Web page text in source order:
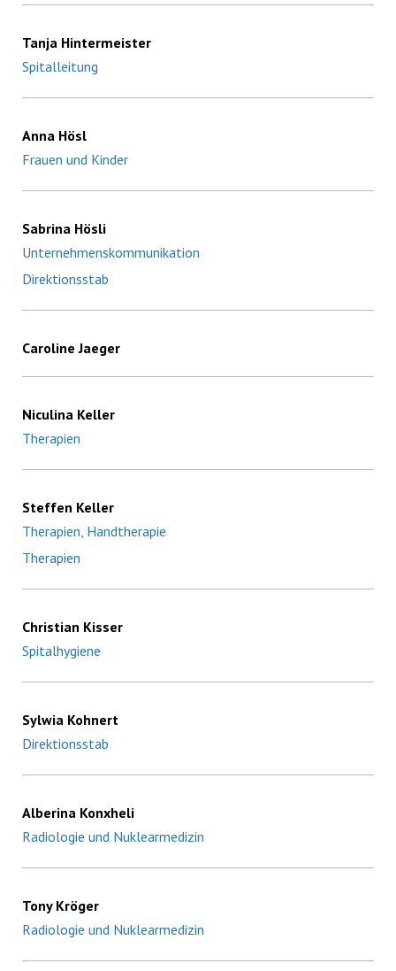
Tanja Hintermeister
Spitalleitung
Anna Hösl
Frauen und Kinder
Sabrina Hösli
Unternehmenskommunikation
Direktionsstab
Caroline Jaeger
Niculina Keller
Therapien
Steffen Keller
Therapien, Handtherapie
Therapien
Christian Kisser
Spitalhygiene
Sylwia Kohnert
Direktionsstab
Alberina Konxheli
Radiologie und Nuklearmedizin
Tony Kröger
Radiologie und Nuklearmedizin